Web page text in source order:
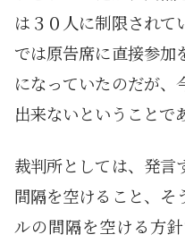
は３０人に制限されて
では原告席に直接参加
になっていたのだが、
出来ないということで
裁判所としては、発言
間隔を空けること、そ
ルの間隔を空ける方